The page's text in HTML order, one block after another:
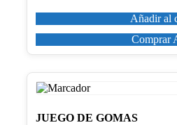
Añadir al
Comprar
JUEGO DE GOMAS